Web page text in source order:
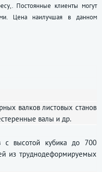
Постоянные клиенты могут
Цена наилучшая в данном
валков листовых станов
валы и др.
с высотой кубика до 700
из труднодеформируемых